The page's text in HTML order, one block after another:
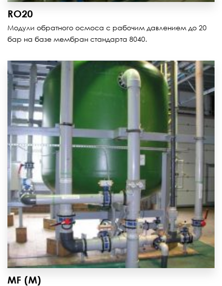
RO20
Модули обратного осмоса с рабочим давлением до 20
бар на базе мембран стандарта 8040.
MF (M)